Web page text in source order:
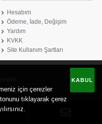
Hesabım
Ödeme, İade, Değişim
Yardım
KVKK
Site Kullanım Şartları
KABUL
için çerezler
tıklayarak çerez